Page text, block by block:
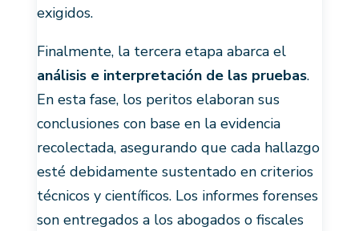
exigidos.
Finalmente, la tercera etapa abarca el
análisis e interpretación de las pruebas.
En esta fase, los peritos elaboran sus
conclusiones con base en la evidencia
recolectada, asegurando que cada hallazgo
esté debidamente sustentado en criterios
técnicos y científicos. Los informes forenses
son entregados a los abogados o fiscales